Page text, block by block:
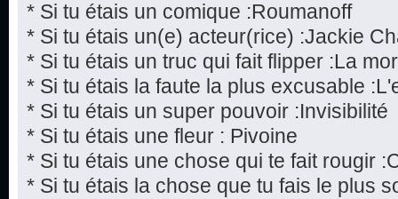
* Si tu étais un comique :Roumanoff
* Si tu étais un(e) acteur(rice) :Jackie
* Si tu étais un truc qui fait flipper :La
* Si tu étais la faute la plus excusable
* Si tu étais un super pouvoir :Invisibilité
* Si tu étais une fleur : Pivoine
* Si tu étais une chose qui te fait rougir
* Si tu étais la chose que tu fais le plus